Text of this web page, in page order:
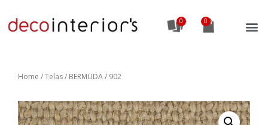
0
Home /Telas/ BERMUDA / 902